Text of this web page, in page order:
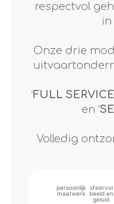
respectvol
in
Onze drie
‘FULL SERVICE
en ‘
Volledig
persoonlijk
maatwerk
sfeervol
beeld en
geluid